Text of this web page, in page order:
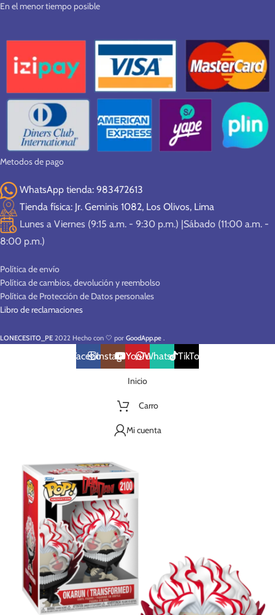
En el menor tiempo posible
Metodos de pago
WhatsApp tienda: 983472613
Tienda física: Jr. Geminis 1082, Los Olivos, Lima
Lunes a Viernes (9:15 a.m. - 9:30 p.m.) |Sábado (11:00 a.m. -
8:00 p.m.)
Política de envío
Política de cambios, devolución y reembolso
Política de Protección de Datos personales
Libro de reclamaciones
LONECESITO_PE 2022 Hecho con 🤍 por GoodApp.pe .
FacebookInstagramYouTubeWhatsAppTikTok
Inicio
Carro
Mi cuenta